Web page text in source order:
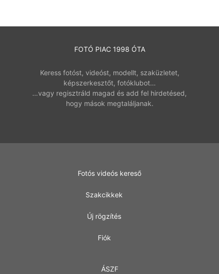
FOTÓ PIAC 1998 ÓTA
Keress fotóst, videóst, modellt, szaküzletet,
képszerkesztőt, fotóklubot…
…vagy regisztráld magad és add fel hirdetésed,
hogy mások megtaláljanak.
Fotós videós kereső
Szakcikkek
Új rögzítés
Fiók
ÁSZF